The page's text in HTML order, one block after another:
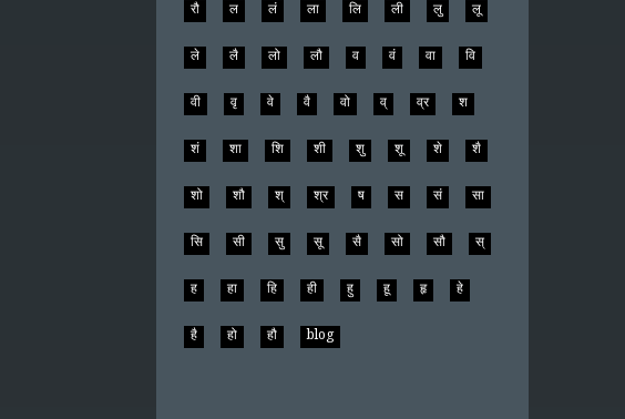
रौ ल लं ला लि ली लु लू
ले लै लो लौ व वं वा वि
वी वृ वे वै वो व् व्र श
शं शा शि शी शु शू शे शै
शो शौ श् श्र ष स सं सा
सि सी सु सू सै सो सौ स्
ह हा हि ही हु हू हृ हे
है हो हौ blog